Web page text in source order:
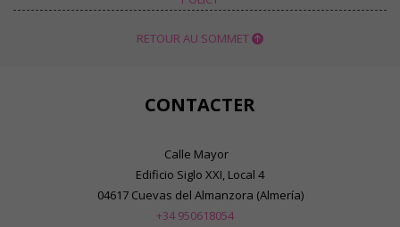
RETOUR AU SOMMET
CONTACTER
Calle Mayor
Edificio Siglo XXI, Local 4
04617 Cuevas del Almanzora (Almería)
+34 950618054